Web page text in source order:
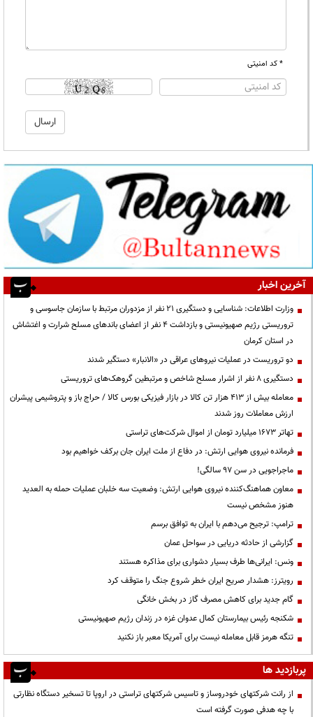
* کد امنیتی
آخرین اخبار
وزارت اطلاعات: شناسایی و دستگیری ۲۱ نفر از مزدوران مرتبط با سازمان جاسوسی و
تروریستی رژیم صهیونیستی و بازداشت ۴ نفر از اعضای باندهای مسلح شرارت و اغتشاش
در استان کرمان
دو تروریست در عملیات نیروهای عراقی در «الانبار» دستگیر شدند
دستگیری ۸ نفر از اشرار مسلح شاخص و مرتبطین گروهک‌های تروریستی
معامله بیش از ۴۱۳ هزار تن کالا در بازار فیزیکی بورس کالا / حراج باز و پتروشیمی پیشران
ارزش معاملات روز شدند
تهاتر ۱۶۷۳ میلیارد تومان از اموال شرکت‌های تراستی
فرمانده نیروی هوایی ارتش: در دفاع از ملت ایران جان برکف خواهیم بود
ماجراجویی در سن ۹۷ سالگی!
معاون هماهنگ‌کننده نیروی هوایی ارتش: وضعیت سه خلبان عملیات حمله به العدید
هنوز مشخص نیست
ترامپ: ترجیح می‌دهم با ایران به توافق برسم
گزارشی از حادثه دریایی در سواحل عمان
ونس: ایرانی‌ها طرف بسیار دشواری برای مذاکره هستند
رویترز: هشدار صریح ایران خطر شروع جنگ را متوقف کرد
گام جدید برای کاهش مصرف گاز در بخش خانگی
شکنجه رئیس بیمارستان کمال عدوان غزه در زندان رژیم صهیونیستی
تنگه هرمز قابل معامله نیست برای آمریکا معبر باز نکنید
پربازدید ها
از رانت‌ شرکتهای خودروساز و تاسیس شرکتهای تراستی در اروپا تا تسخیر دستگاه نظارتی
با چه هدفی صورت گرفته است